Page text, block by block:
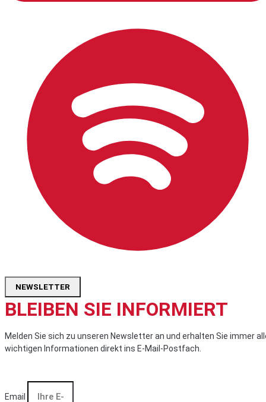
NEWSLETTER
BLEIBEN SIE INFORMIERT
Melden Sie sich zu unseren Newsletter an und erhalten Sie immer
wichtigen Informationen direkt ins E-Mail-Postfach.
Email